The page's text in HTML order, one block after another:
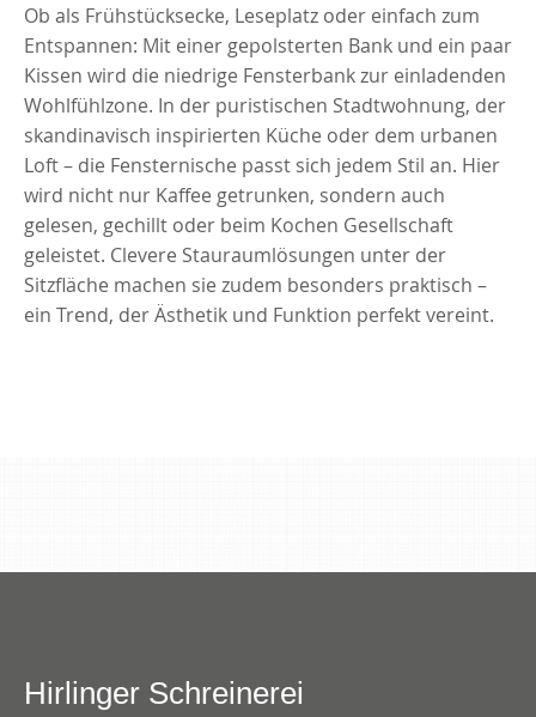
Ob als Frühstücksecke, Leseplatz oder einfach zum
Entspannen: Mit einer gepolsterten Bank und ein paar
Kissen wird die niedrige Fensterbank zur einladenden
Wohlfühlzone. In der puristischen Stadtwohnung, der
skandinavisch inspirierten Küche oder dem urbanen
Loft – die Fensternische passt sich jedem Stil an. Hier
wird nicht nur Kaffee getrunken, sondern auch
gelesen, gechillt oder beim Kochen Gesellschaft
geleistet. Clevere Stauraumlösungen unter der
Sitzfläche machen sie zudem besonders praktisch –
ein Trend, der Ästhetik und Funktion perfekt vereint.
Hirlinger Schreinerei